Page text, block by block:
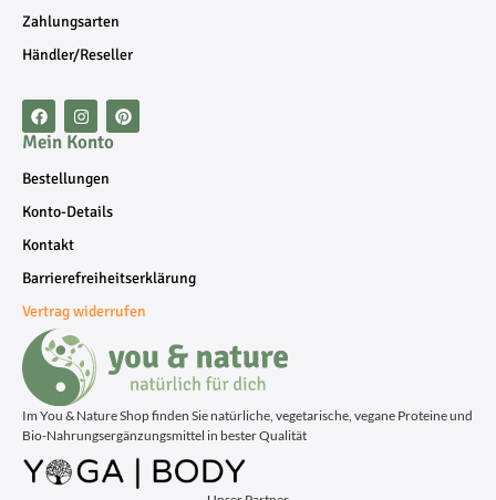
Zahlungsarten
Händler/Reseller
Mein Konto
Bestellungen
Konto-Details
Kontakt
Barrierefreiheitserklärung
Vertrag widerrufen
Im You & Nature Shop finden Sie natürliche, vegetarische, vegane Proteine und
Bio-Nahrungsergänzungsmittel in bester Qualität